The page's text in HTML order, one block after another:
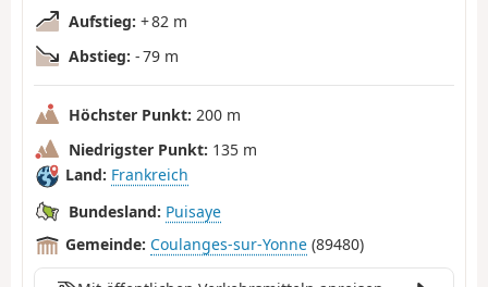
Aufstieg: + 82 m
Abstieg: - 79 m
Höchster Punkt: 200 m
Niedrigster Punkt: 135 m
Land: Frankreich
Bundesland: Puisaye
Gemeinde: Coulanges-sur-Yonne (89480)